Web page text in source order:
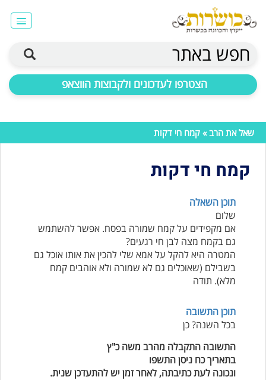
חפש באתר
הצטרפו לעדכונים ולקבוצות הווצאפ
שאל את הרב» קמח חי דקות
קמח חי דקות
תוכן השאלה
שלום
אם מקפידים על קמח שמורה בפסח. אפשר להשתמש
גם בקמח מצה לבן חי רגעים?
המטרה היא להקל על אמא שלי להכין את אותו אוכל גם
בשבילם (שאוכלים גם לא שמורה ולא אוהבים קמח
מלא). תודה
תוכן התשובה
בכל השנה? כן
התשובה התקבלה מהרב משה כ"ץ
בתאריך כח ניסן התשפו
ונכונה לעת כתיבתה, לאחר זמן יש להתעדכן שנית.